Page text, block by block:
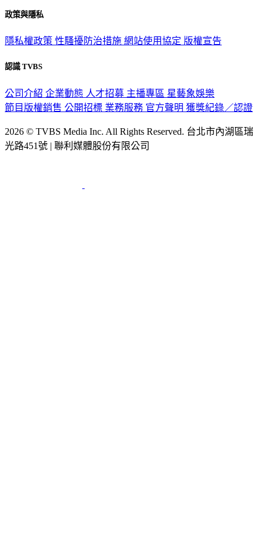
政策與隱私
隱私權政策 性騷擾防治措施 網站使用協定 版權宣告
認識 TVBS
公司介紹 企業動態 人才招募 主播專區 星藝象娛樂
節目版權銷售 公開招標 業務服務 官方聲明 獲獎紀錄／認證
2026 © TVBS Media Inc. All Rights Reserved. 台北市內湖區瑞
光路451號 | 聯利媒體股份有限公司